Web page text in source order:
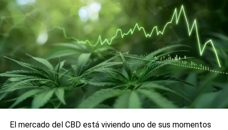
El mercado del CBD está viviendo uno de sus momentos